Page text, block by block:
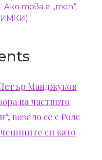
това е „топ“,
Манджуков
на частното
возело се с Ролс
си като